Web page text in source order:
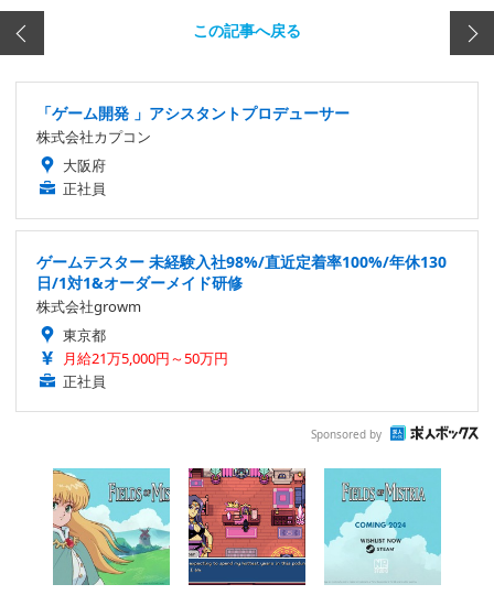
この記事へ戻る
「ゲーム開発 」アシスタントプロデューサー
株式会社カプコン
大阪府
正社員
ゲームテスター 未経験入社98%/直近定着率100%/年休130
日/1対1&オーダーメイド研修
株式会社growm
東京都
月給21万5,000円～50万円
正社員
Sponsored by